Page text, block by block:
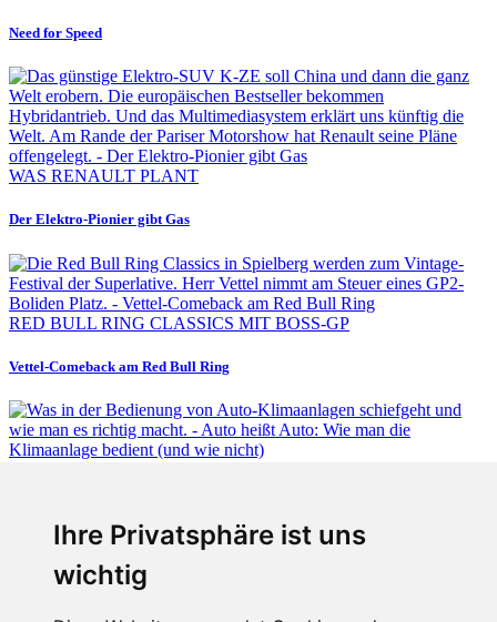
Ihre Privatsphäre ist uns
wichtig
Need for Speed
WAS RENAULT PLANT
Der Elektro-Pionier gibt Gas
RED BULL RING CLASSICS MIT BOSS-GP
Vettel-Comeback am Red Bull Ring
Auto heißt Auto: Wie man die Klimaanlage bedient (und wie nicht)